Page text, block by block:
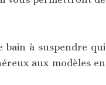
bain à suspendre qui
aux modèles en